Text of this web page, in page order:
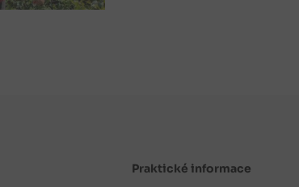
Praktické informace